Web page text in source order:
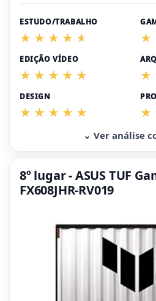
ESTUDO/TRABALHO
EDIÇÃO VÍDEO
DESIGN
⌄ Ver análise
8º lugar - ASUS TUF
FX608JHR-RV019